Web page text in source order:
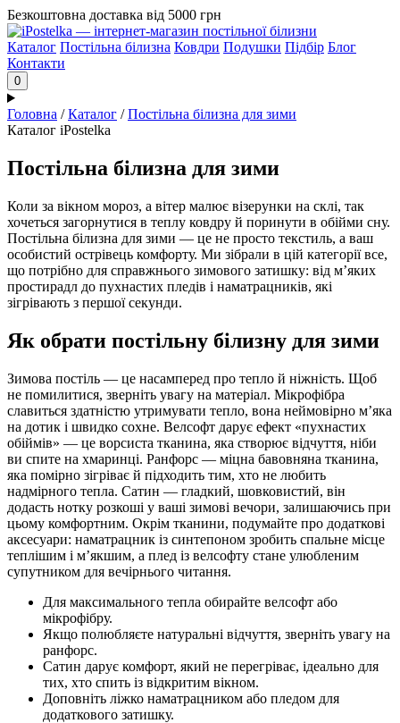
Безкоштовна доставка від 5000 грн
Каталог Постільна білизна Ковдри Подушки Підбір Блог
Контакти
0
Головна /Каталог /Постільна білизна для зими
Каталог iPostelka
Постільна білизна для зими
Коли за вікном мороз, а вітер малює візерунки на склі, так
хочеться загорнутися в теплу ковдру й поринути в обійми сну.
Постільна білизна для зими — це не просто текстиль, а ваш
особистий острівець комфорту. Ми зібрали в цій категорії все,
що потрібно для справжнього зимового затишку: від м’яких
простирадл до пухнастих пледів і наматрацників, які
зігрівають з першої секунди.
Як обрати постільну білизну для зими
Зимова постіль — це насамперед про тепло й ніжність. Щоб
не помилитися, зверніть увагу на матеріал. Мікрофібра
славиться здатністю утримувати тепло, вона неймовірно м’яка
на дотик і швидко сохне. Велсофт дарує ефект «пухнастих
обіймів» — це ворсиста тканина, яка створює відчуття, ніби
ви спите на хмаринці. Ранфорс — міцна бавовняна тканина,
яка помірно зігріває й підходить тим, хто не любить
надмірного тепла. Сатин — гладкий, шовковистий, він
додасть нотку розкоші у ваші зимові вечори, залишаючись при
цьому комфортним. Окрім тканини, подумайте про додаткові
аксесуари: наматрацник із синтепоном зробить спальне місце
теплішим і м’якшим, а плед із велсофту стане улюбленим
супутником для вечірнього читання.
Для максимального тепла обирайте велсофт або
мікрофібру.
Якщо полюбляєте натуральні відчуття, зверніть увагу на
ранфорс.
Сатин дарує комфорт, який не перегріває, ідеально для
тих, хто спить із відкритим вікном.
Доповніть ліжко наматрацником або пледом для
додаткового затишку.